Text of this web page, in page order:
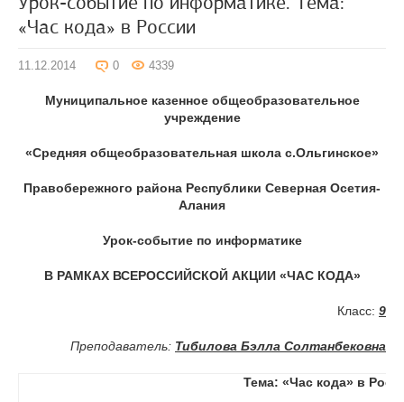
«Час кода» в России
11.12.2014 0 4339
Муниципальное казенное общеобразовательное
учреждение
«Средняя общеобразовательная школа с.Ольгинское»
Правобережного района Республики Северная Осетия-
Алания
Урок-событие по информатике
В РАМКАХ ВСЕРОССИЙСКОЙ АКЦИИ «ЧАС КОДА»
Класс: 9
Преподаватель: Тибилова Бэлла Солтанбековна
Тема: «Час кода» в